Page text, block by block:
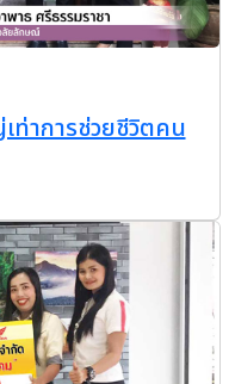
ท่าการช่วยชีวิตคน